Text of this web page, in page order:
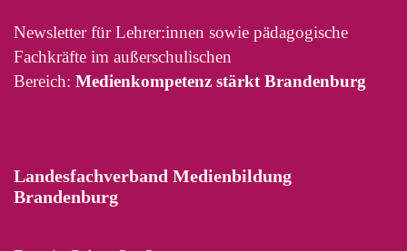
Newsletter für Lehrer:innen sowie pädagogische
Fachkräfte im außerschulischen
Bereich: Medienkompetenz stärkt Brandenburg
Landesfachverband Medienbildung
Brandenburg